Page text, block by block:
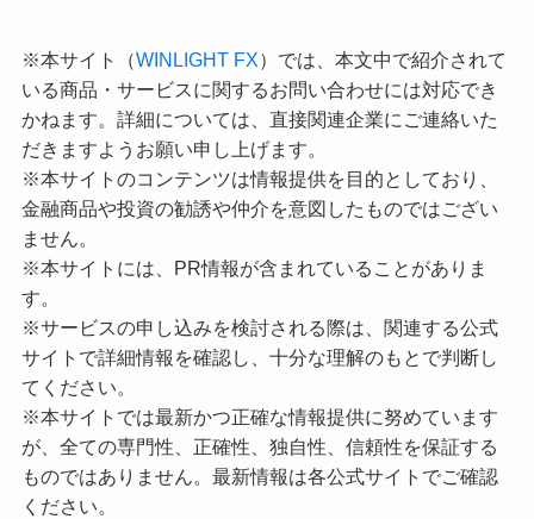
※本サイト（WINLIGHT FX）では、本文中で紹介されて
いる商品・サービスに関するお問い合わせには対応でき
かねます。詳細については、直接関連企業にご連絡いた
だきますようお願い申し上げます。
※本サイトのコンテンツは情報提供を目的としており、
金融商品や投資の勧誘や仲介を意図したものではござい
ません。
※本サイトには、PR情報が含まれていることがありま
す。
※サービスの申し込みを検討される際は、関連する公式
サイトで詳細情報を確認し、十分な理解のもとで判断し
てください。
※本サイトでは最新かつ正確な情報提供に努めています
が、全ての専門性、正確性、独自性、信頼性を保証する
ものではありません。最新情報は各公式サイトでご確認
ください。